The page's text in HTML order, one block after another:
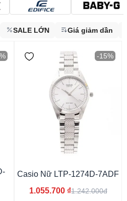
Từ 3 - 6 triệu
Từ 6 - 9 triệu
Từ 30 - 50 triệu
SALE LỚN Giá giảm dần
-15%
Casio Nữ LTP-1274D-7ADF
1.055.700 ₫1.242.000đ